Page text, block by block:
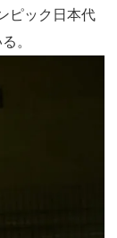
ピック日本代
。